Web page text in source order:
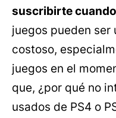
suscribirte
juegos pueden ser
costoso,
juegos en el
que, ¿por qué no
usados ​​de PS4 o